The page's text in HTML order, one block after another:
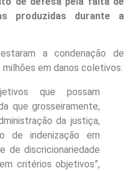
produzidas durante a
a condenação de
em danos coletivos.
que possam
que grosseiramente,
da justiça,
de indenização em
de discricionariedade
critérios objetivos”,